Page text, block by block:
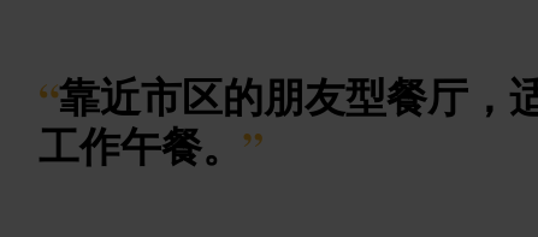
“靠近市区的朋友型餐厅，
工作午餐。 ”